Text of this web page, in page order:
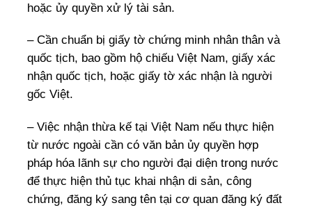
hoặc ủy quyền xử lý tài sản.
– Cần chuẩn bị giấy tờ chứng minh nhân thân và
quốc tịch, bao gồm hộ chiếu Việt Nam, giấy xác
nhận quốc tịch, hoặc giấy tờ xác nhận là người
gốc Việt.
– Việc nhận thừa kế tại Việt Nam nếu thực hiện
từ nước ngoài cần có văn bản ủy quyền hợp
pháp hóa lãnh sự cho người đại diện trong nước
để thực hiện thủ tục khai nhận di sản, công
chứng, đăng ký sang tên tại cơ quan đăng ký đất